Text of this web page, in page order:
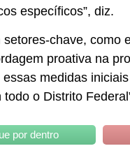
específicos”, diz.
chave, como
proativa na
medidas
o Distrito
por dentro